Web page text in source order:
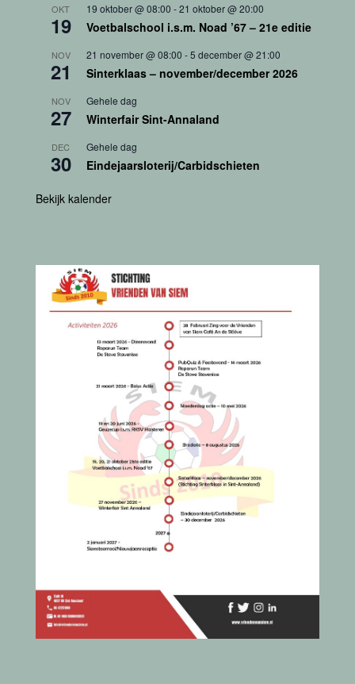
OKT
19
19 oktober @ 08:00 -21 oktober @ 20:00
Voetbalschool i.s.m. Noad ’67 – 21e editie
NOV
21
21 november @ 08:00 -5 december @ 21:00
Sinterklaas – november/december 2026
NOV
27
Gehele dag
Winterfair Sint-Annaland
DEC
30
Gehele dag
Eindejaarsloterij/Carbidschieten
Bekijk kalender